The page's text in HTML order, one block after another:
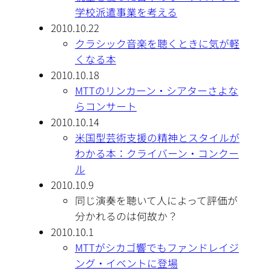
学校派遣事業を考える
2010.10.22
クラシック音楽を聴くときに気が軽
くなる本
2010.10.18
MTTのリンカーン・シアターさよな
らコンサート
2010.10.14
米国型芸術支援の精神とスタイルが
わかる本：クライバーン・コンクー
ル
2010.10.9
同じ演奏を聴いて人によって評価が
分かれるのは何故か？
2010.10.1
MTTがシカゴ響でもファンドレイジ
ング・イベントに登場